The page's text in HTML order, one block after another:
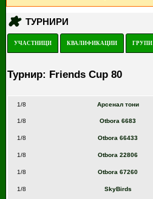
ТУРНИРИ
УЧАСТНИЦИ КВАЛИФИКАЦИИ ГРУПИ
Турнир: Friends Cup 80
1/8 Арсенал тони
1/8 Otbora 6683
1/8 Otbora 66433
1/8 Otbora 22806
1/8 Otbora 67260
1/8 SkyBirds